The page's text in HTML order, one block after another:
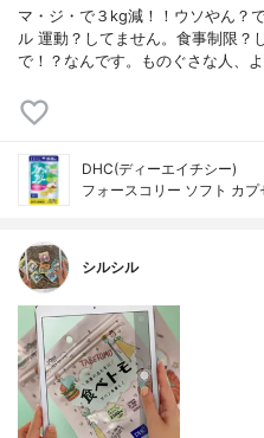
マ・ジ・で３kg減！！ウソやん？
ル 運動？してません。食事制限？
で！？なんです。ものぐさな人、
DHC(ディーエイチシー)
フォースコリー ソフト カプ
シルシル